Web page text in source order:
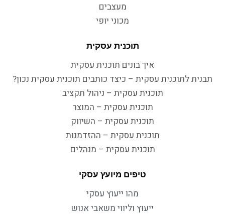
מעצבים
מכוני יופי
תוכנית עסקית
איך בונים תוכנית עסקית
תבנית לתוכנית עסקית – כיצד כותבים תוכנית עסקית נכון?
תוכנית עסקית – ניהול תקציב
תוכנית עסקית – המוצר
תוכנית עסקית – השיווק
תוכנית עסקית – ההזדמנות
תוכנית עסקית – מנהלים
טיפים מיועץ עסקי
מהו ייעוץ עסקי
ייעוץ וליווי משאבי אנוש